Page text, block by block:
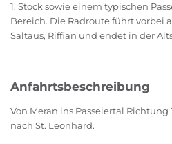
1. Stock sowie einem typischen
Bereich. Die Radroute führt vorbei
Saltaus, Riffian und endet in der
Anfahrtsbeschreibung
Von Meran ins Passeiertal
nach St. Leonhard.